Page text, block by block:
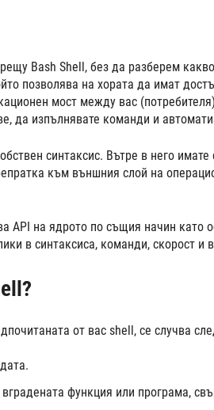
Bash Shell, без да разберем
позволява на хората да имат
мост между вас
да изпълнявате команди и
синтаксис. Вътре в него
към външния слой на
API на ядрото по същия начин като
в синтаксиса, команди, скорост и
от вас shell, се случва
функция или програма,